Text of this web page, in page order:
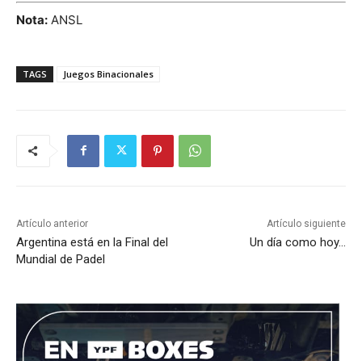
Nota: ANSL
TAGS Juegos Binacionales
Artículo anterior
Argentina está en la Final del
Mundial de Padel
Artículo siguiente
Un día como hoy…